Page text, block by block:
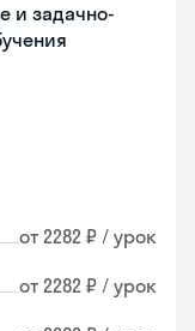
и задачно-
от 2282 ₽ / урок
от 2282 ₽ / урок